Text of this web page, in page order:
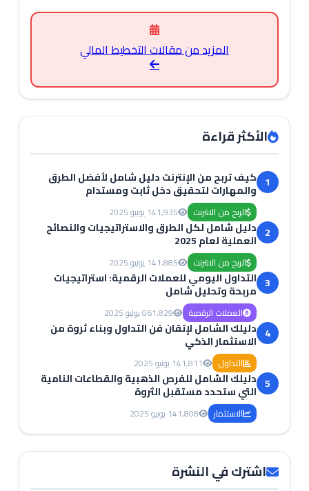
المزيد من مقالات التخطيط المالي
الأكثر قراءة
1 كيف تربح من الإنترنت دليل شامل لأفضل الطرق
والمهارات لتحقيق دخل ثابت ومستدام
الربح من الانترنت 1,93514 يونيو 2025
2 دليل شامل لكل الطرق والاستراتيجيات والنصائح
العملية لعام 2025
الربح من الانترنت 1,88514 يونيو 2025
3 التداول اليومي للعملات الرقمية: استراتيجيات
مربحة وتحليل شامل
العملات الرقمية 1,82906 يوليو 2025
4 دليلك الشامل لإتقان فن التداول وبناء ثروة من
الاستثمار الذكي
التداول 1,81114 يونيو 2025
5 دليلك الشامل للفرص الذهبية والقطاعات النامية
التي ستحدد مستقبل الثروة
الاستثمار 1,80814 يونيو 2025
اشترك في النشرة